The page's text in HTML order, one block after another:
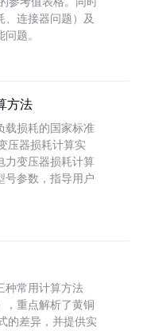
、连接器问题）及
题。
方法
载损耗的国家标准
压器损耗计算实
力变压器损耗计算
号参数，指导用户
种常用计算方法
，重点解析了黄铜
的差异，并提供实